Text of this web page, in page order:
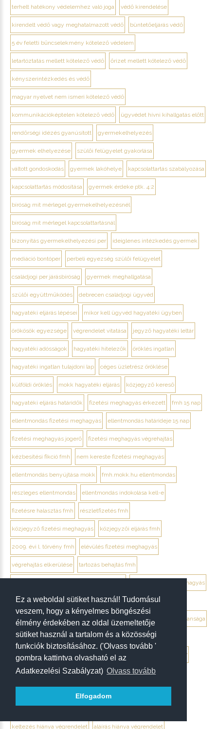
Ez a weboldal sütiket használ! Tudomásul
veszem, hogy a kényelmes böngészési
élmény érdekében az oldal üzemeltetője
sütiket használ a tartalom és a közösségi
funkciók biztosításához. ('Olvass tovább '
gombra kattintva olvasható el az
Adatkezelési Szabályzat) Olvass tovább
Elfogadom
terhelt hatékony védelemhez való joga védő kirendelése
kirendelt védő vagy meghatalmazott védő büntetőeljárás védő
5 év feletti bűncselekmény kötelező védelem
letartóztatás mellett kötelező védő őrizet mellett kötelező védő
kényszerintézkedés és védő
magyar nyelvet nem ismeri kötelező védő
kommunikációképtelen kötelező védő ügyvédet hívni kihallgatás előtt
rendőrségi idézés gyanúsított gyermekelhelyezés
gyermek elhelyezése szülői felügyelet gyakorlása
váltott gondoskodás gyermek lakóhelye kapcsolattartás szabályozása
kapcsolattartás módosítása gyermek érdeke ptk. 4:2
bíróság mit mérlegel gyermekelhelyezésnél
bíróság mit mérlegel kapcsolattartásnál
bizonyítás gyermekelhelyezési per ideiglenes intézkedés gyermek
mediáció bontóper perbeli egyezség szülői felügyelet
családjogi per járásbíróság gyermek meghallgatása
szülői együttműködés debrecen családjogi ügyvéd
hagyatéki eljárás lépései mikor kell ügyvéd hagyatéki ügyben
örökösök egyezsége végrendelet vitatása jegyző hagyatéki leltár
hagyatéki adósságok hagyatéki hitelezők öröklés ingatlan
hagyatéki ingatlan tulajdoni lap céges üzletrész öröklése
külföldi öröklés mokk hagyatéki eljárás közjegyző kereső
hagyatéki eljárás határidők fizetési meghagyás érkezett fmh 15 nap
ellentmondás fizetési meghagyás ellentmondás határideje 15 nap
fizetési meghagyás jogerő fizetési meghagyás végrehajtás
kézbesítési fikció fmh nem kereste fizetési meghagyás
ellentmondás benyújtása mokk fmh.mokk.hu ellentmondás
részleges ellentmondás ellentmondás indokolása kell-e
fizetésre halasztás fmh részletfizetés fmh
közjegyző fizetési meghagyás közjegyzői eljárás fmh
2009. évi l. törvény fmh elévülés fizetési meghagyás
végrehajtás elkerülése tartozás behajtás fmh
ügyvéd fizetési meghagyás
debrecen ügyvéd fizetési meghagyás
végrendelet megtámadása mikor érdemes végrendelet hatálytalansága
érvénytelenség megállapítása per hagyatéki per végrendelet
megtámadási nyilatkozat megtámadás elévülése 5 év ptk. 7:37
beszámíthatóság végrendelet
keltezés hiánya végrendelet aláírás hiánya végrendelet